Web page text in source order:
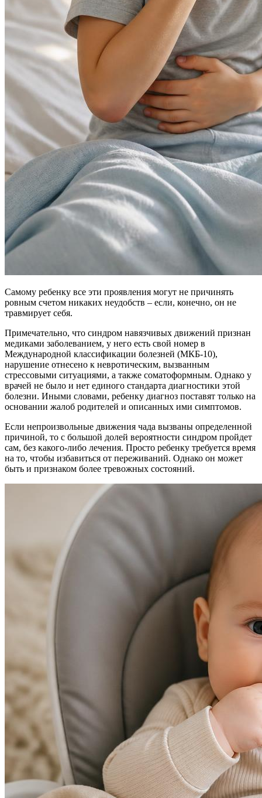
Самому ребенку все эти проявления могут не причинять
ровным счетом никаких неудобств – если, конечно, он не
травмирует себя.
Примечательно, что синдром навязчивых движений признан
медиками заболеванием, у него есть свой номер в
Международной классификации болезней (МКБ-10),
нарушение отнесено к невротическим, вызванным
стрессовыми ситуациями, а также соматоформным. Однако у
врачей не было и нет единого стандарта диагностики этой
болезни. Иными словами, ребенку диагноз поставят только на
основании жалоб родителей и описанных ими симптомов.
Если непроизвольные движения чада вызваны определенной
причиной, то с большой долей вероятности синдром пройдет
сам, без какого-либо лечения. Просто ребенку требуется время
на то, чтобы избавиться от переживаний. Однако он может
быть и признаком более тревожных состояний.